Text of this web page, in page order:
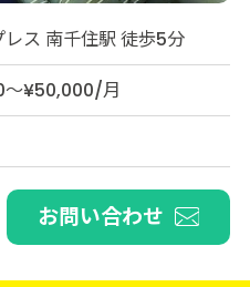
ス 南千住駅 徒歩5分
～¥50,000/月
お問い合わせ